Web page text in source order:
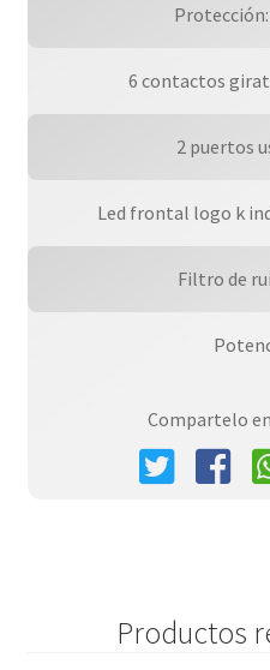
6 contactos
2 puertos
Led frontal logo k
Filtro de
Compartelo
Productos